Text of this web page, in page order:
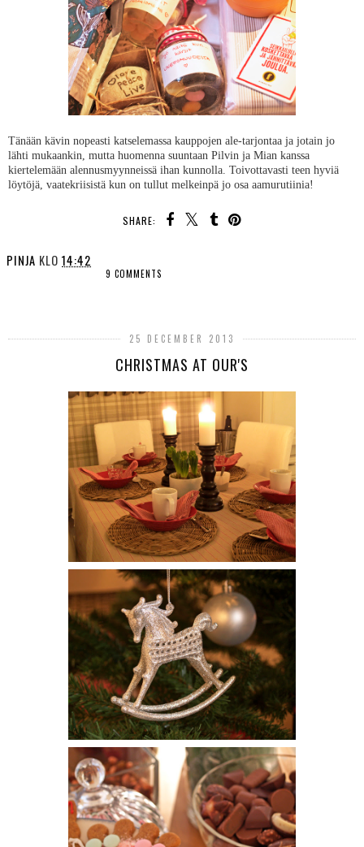
Tänään kävin nopeasti katselemassa kauppojen ale-tarjontaa ja jotain jo
lähti mukaankin, mutta huomenna suuntaan Pilvin ja Mian kanssa
kiertelemään alennusmyynneissä ihan kunnolla. Toivottavasti teen hyviä
löytöjä, vaatekriisistä kun on tullut melkeinpä jo osa aamurutiinia!
SHARE:
PINJA KLO 14:42
9 COMMENTS
25 DECEMBER 2013
CHRISTMAS AT OUR'S